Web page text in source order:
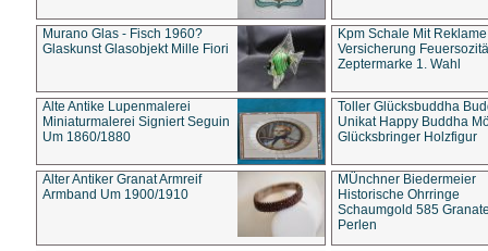
Murano Glas - Fisch 1960?
Glaskunst Glasobjekt Mille Fiori
Kpm Schale Mit Reklame
Versicherung
Zeptermarke 1. Wahl
Alte Antike Lupenmalerei
Miniaturmalerei Signiert Seguin
Um 1860/1880
Toller Glücksbuddha
Unikat Happy Buddha
Glücksbringer Holzfigur
Alter Antiker Granat Armreif
Armband Um 1900/1910
MÜnchner Biedermeier
Historische Ohrringe
Schaumgold 585
Perlen